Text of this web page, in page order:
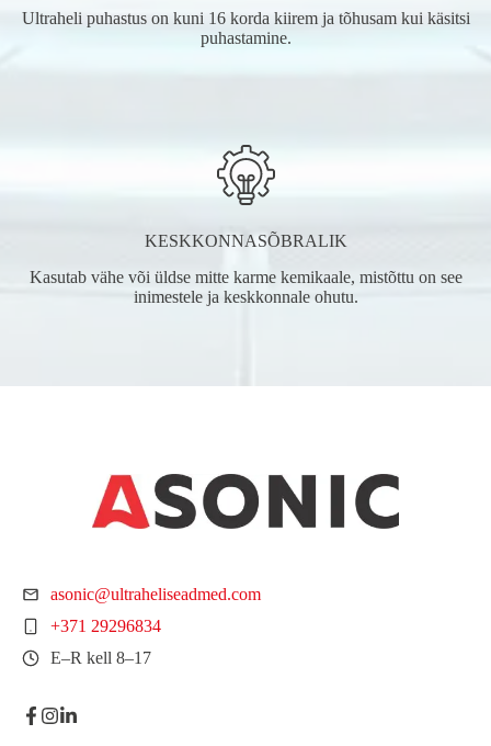
Ultraheli puhastus on kuni 16 korda kiirem ja tõhusam kui käsitsi
puhastamine.
KESKKONNASÕBRALIK
Kasutab vähe või üldse mitte karme kemikaale, mistõttu on see
inimestele ja keskkonnale ohutu.
asonic@ultraheliseadmed.com
+371 29296834
E–R kell 8–17